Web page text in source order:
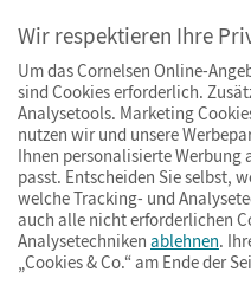
ImpressumAGBDatenschutz
Wir respektieren Ihre
Um das Cornelsen Online-
sind Cookies erforderlich.
Analysetools. Marketing
nutzen wir und unsere
Ihnen personalisierte Werbung
passt. Entscheiden Sie selbst,
welche Tracking- und
auch alle nicht erforderlichen
Analysetechniken ablehnen.
„Cookies & Co.“ am Ende der